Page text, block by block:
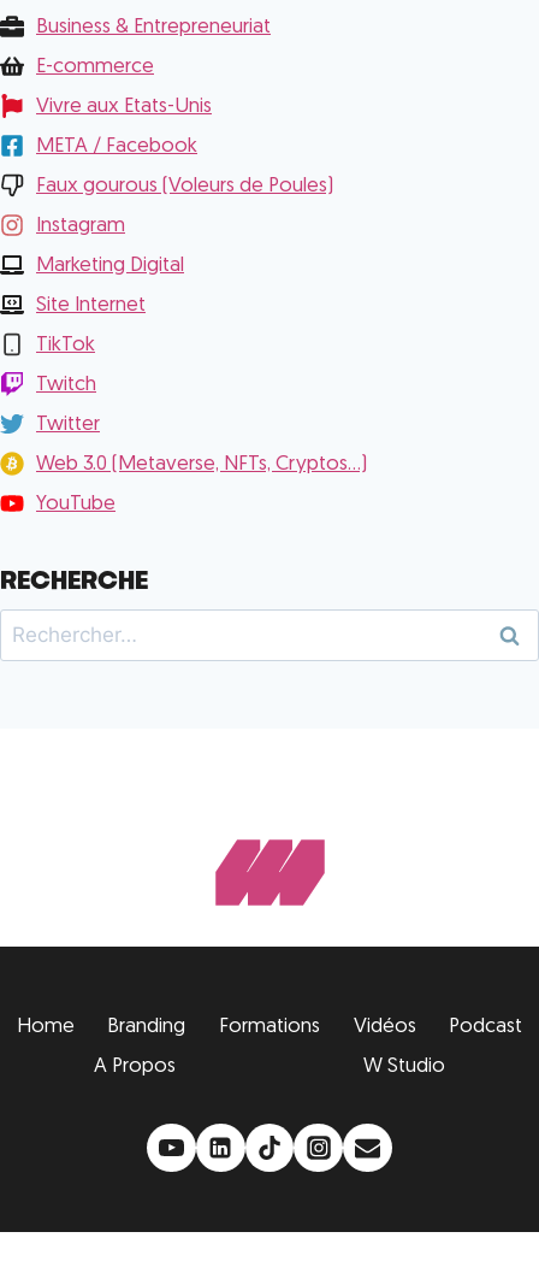
Business & Entrepreneuriat
E-commerce
Vivre aux Etats-Unis
META / Facebook
Faux gourous (Voleurs de Poules)
Instagram
Marketing Digital
Site Internet
TikTok
Twitch
Twitter
Web 3.0 (Metaverse, NFTs, Cryptos...)
YouTube
RECHERCHE
Home Branding Formations Vidéos
Podcast
A Propos
W Studio